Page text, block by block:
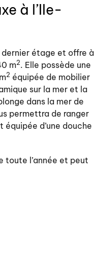
à l’Ile-
dernier étage et offre à
m2. Elle possède une
2 équipée de mobilier
sur la mer et la
dans la mer de
permettra de ranger
d’une douche
toute l’année et peut